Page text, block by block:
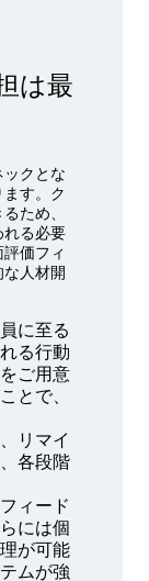
は最
クとな
す。ク
ため、
る必要
価フィ
人材開
に至る
る行動
ご用意
とで、
リマイ
各段階
ィード
には個
が可能
ムが強